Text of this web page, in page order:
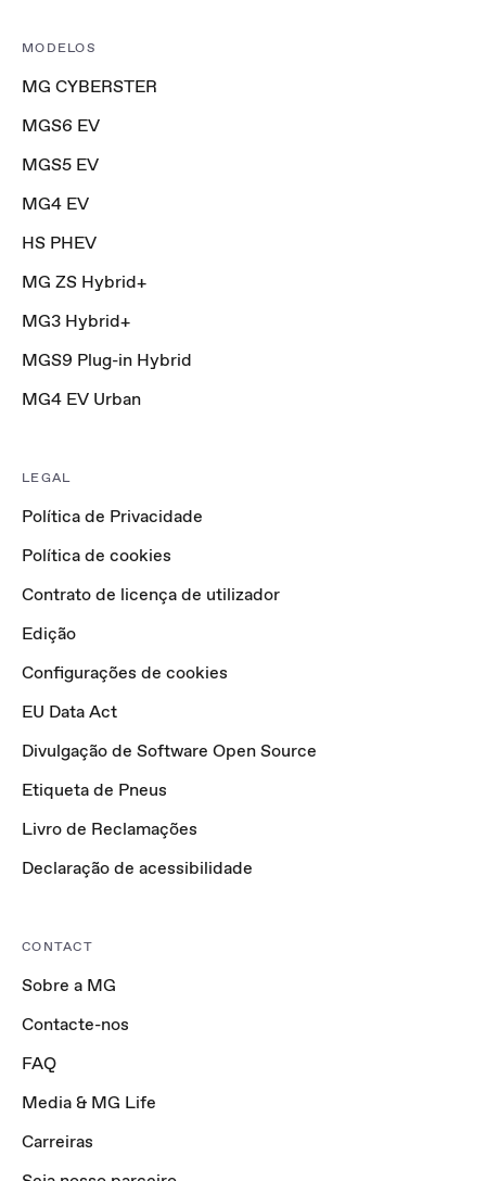
MODELOS
MG CYBERSTER
MGS6 EV
MGS5 EV
MG4 EV
HS PHEV
MG ZS Hybrid+
MG3 Hybrid+
MGS9 Plug-in Hybrid
MG4 EV Urban
LEGAL
Política de Privacidade
Política de cookies
Contrato de licença de utilizador
Edição
Configurações de cookies
EU Data Act
Divulgação de Software Open Source
Etiqueta de Pneus
Livro de Reclamações
Declaração de acessibilidade
CONTACT
Sobre a MG
Contacte-nos
FAQ
Media & MG Life
Carreiras